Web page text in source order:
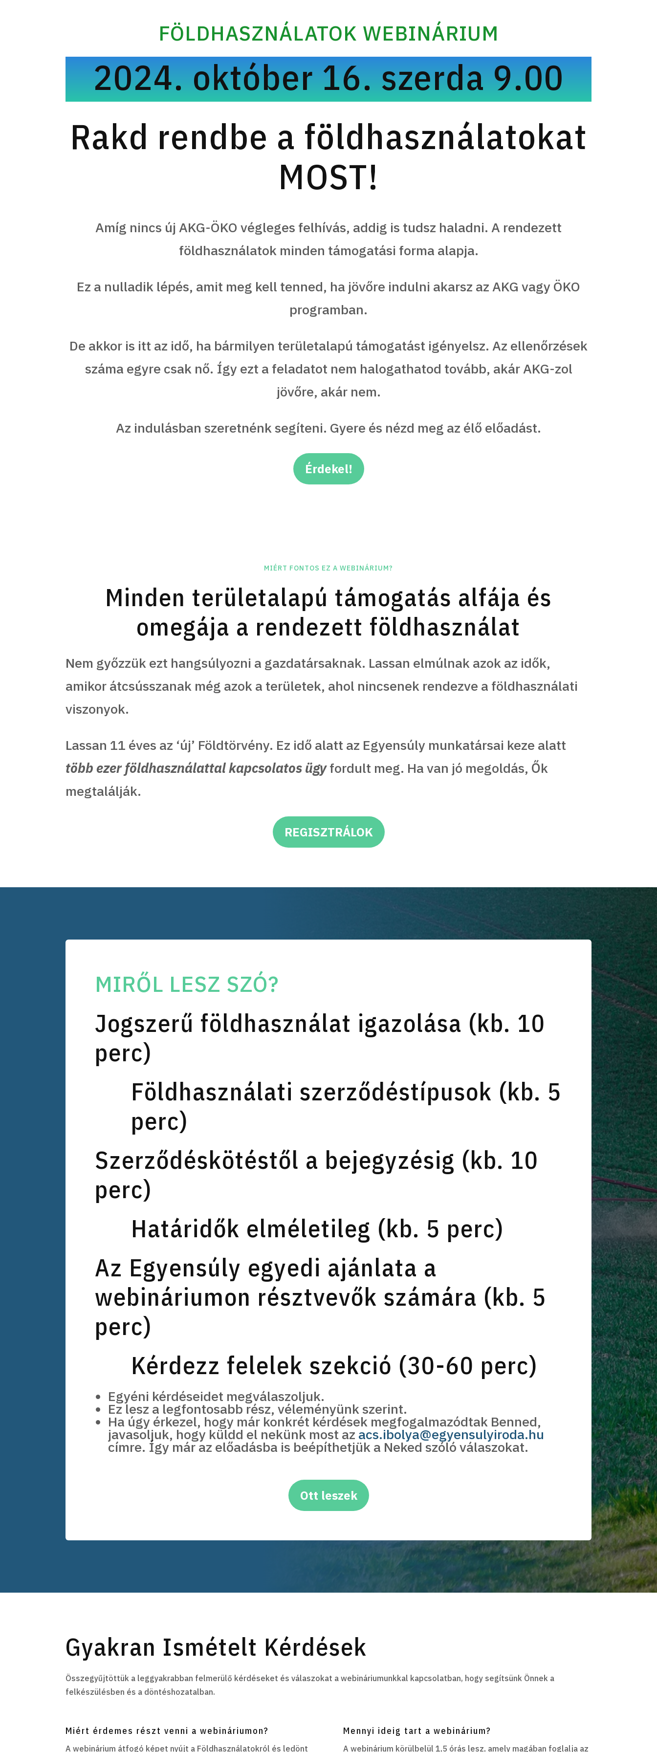
FÖLDHASZNÁLATOK WEBINÁRIUM
2024. október 16. szerda 9.00
Rakd rendbe a földhasználatokat
MOST!
Amíg nincs új AKG-ÖKO végleges felhívás, addig is tudsz haladni. A rendezett
földhasználatok minden támogatási forma alapja.
Ez a nulladik lépés, amit meg kell tenned, ha jövőre indulni akarsz az AKG vagy ÖKO
programban.
De akkor is itt az idő, ha bármilyen területalapú támogatást igényelsz. Az ellenőrzések
száma egyre csak nő. Így ezt a feladatot nem halogathatod tovább, akár AKG-zol
jövőre, akár nem.
Az indulásban szeretnénk segíteni. Gyere és nézd meg az élő előadást.
Érdekel!
MIÉRT FONTOS EZ A WEBINÁRIUM?
Minden területalapú támogatás alfája és
omegája a rendezett földhasználat
Nem győzzük ezt hangsúlyozni a gazdatársaknak. Lassan elmúlnak azok az idők,
amikor átcsússzanak még azok a területek, ahol nincsenek rendezve a földhasználati
viszonyok.
Lassan 11 éves az ‘új’ Földtörvény. Ez idő alatt az Egyensúly munkatársai keze alatt
több ezer földhasználattal kapcsolatos ügyfordult meg. Ha van jó megoldás, Ők
megtalálják.
REGISZTRÁLOK
MIRŐL LESZ SZÓ?
Jogszerű földhasználat igazolása (kb. 10
perc)
Földhasználati szerződéstípusok (kb. 5
perc)
Szerződéskötéstől a bejegyzésig (kb. 10
perc)
Határidők elméletileg (kb. 5 perc)
Az Egyensúly egyedi ajánlata a
webináriumon résztvevők számára (kb. 5
perc)
Kérdezz felelek szekció (30-60 perc)
Egyéni kérdéseidet megválaszoljuk.
Ez lesz a legfontosabb rész, véleményünk szerint.
Ha úgy érkezel, hogy már konkrét kérdések megfogalmazódtak Benned,
javasoljuk, hogy küldd el nekünk most az acs.ibolya@egyensulyiroda.hu
címre. Így már az előadásba is beépíthetjük a Neked szóló válaszokat.
Ott leszek
Gyakran Ismételt Kérdések
Összegyűjtöttük a leggyakrabban felmerülő kérdéseket és válaszokat a webináriumunkkal kapcsolatban, hogy segítsünk Önnek a
felkészülésben és a döntéshozatalban.
Miért érdemes részt venni a webináriumon?
A webinárium átfogó képet nyújt a Földhasználatokról és ledönt
Mennyi ideig tart a webinárium?
A webinárium körülbelül 1,5 órás lesz, amely magában foglalja az